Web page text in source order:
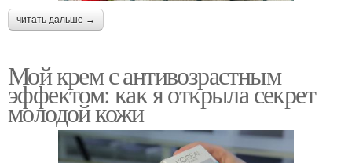
читать дальше →
Мой крем с антивозрастным
эффектом: как я открыла секрет
молодой кожи